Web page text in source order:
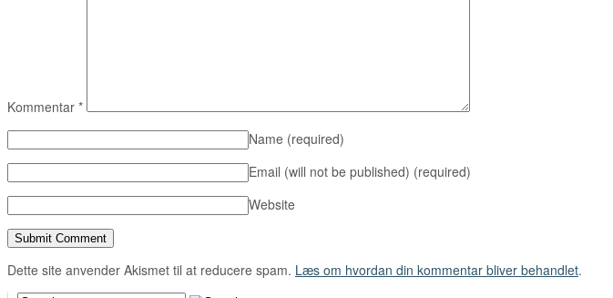
Kommentar *
Name (required)
Email (will not be published) (required)
Website
Dette site anvender Akismet til at reducere spam. Læs om hvordan din kommentar bliver behandlet.